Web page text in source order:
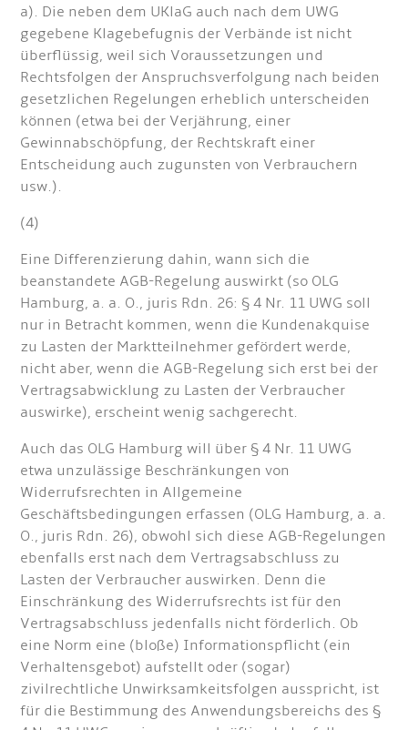
a). Die neben dem UKlaG auch nach dem UWG
gegebene Klagebefugnis der Verbände ist nicht
überflüssig, weil sich Voraussetzungen und
Rechtsfolgen der Anspruchsverfolgung nach beiden
gesetzlichen Regelungen erheblich unterscheiden
können (etwa bei der Verjährung, einer
Gewinnabschöpfung, der Rechtskraft einer
Entscheidung auch zugunsten von Verbrauchern
usw.).
(4)
Eine Differenzierung dahin, wann sich die
beanstandete AGB-Regelung auswirkt (so OLG
Hamburg, a. a. O., juris Rdn. 26: § 4 Nr. 11 UWG soll
nur in Betracht kommen, wenn die Kundenakquise
zu Lasten der Marktteilnehmer gefördert werde,
nicht aber, wenn die AGB-Regelung sich erst bei der
Vertragsabwicklung zu Lasten der Verbraucher
auswirke), erscheint wenig sachgerecht.
Auch das OLG Hamburg will über § 4 Nr. 11 UWG
etwa unzulässige Beschränkungen von
Widerrufsrechten in Allgemeine
Geschäftsbedingungen erfassen (OLG Hamburg, a. a.
O., juris Rdn. 26), obwohl sich diese AGB-Regelungen
ebenfalls erst nach dem Vertragsabschluss zu
Lasten der Verbraucher auswirken. Denn die
Einschränkung des Widerrufsrechts ist für den
Vertragsabschluss jedenfalls nicht förderlich. Ob
eine Norm eine (bloße) Informationspflicht (ein
Verhaltensgebot) aufstellt oder (sogar)
zivilrechtliche Unwirksamkeitsfolgen ausspricht, ist
für die Bestimmung des Anwendungsbereichs des §